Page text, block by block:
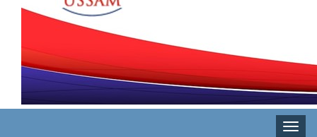
Toggle